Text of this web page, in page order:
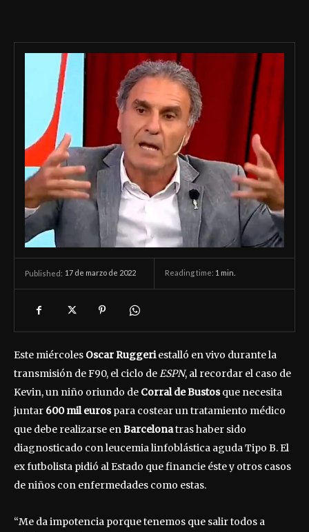
Published: 17 de marzo de 2022 Reading time: 1 min.
Este miércoles Oscar Ruggeriestalló en vivo durante la
transmisión de F90, el ciclo deESPN, al recordar el caso de
Kevin, un niño oriundo de Corral de Bustosque necesita
juntar 600 mil eurospara costear un tratamiento médico
que debe realizarse enBarcelonatras haber sido
diagnosticado con leucemia linfoblástica aguda Tipo B. El
ex futbolista pidió al Estado que financie éste y otros casos
de niños con enfermedades como estas.
“Me da impotencia porque tenemos que salir todos a